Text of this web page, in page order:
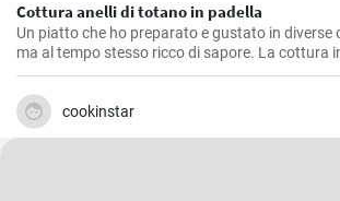
Cottura anelli di totano in padella
Un piatto che ho preparato e gustato in diverse
ma al tempo stesso ricco di sapore. La cottura
totani morbidi e saporiti. Ho scoperto che il
perfetta è far rosolare i totani a calore vivace
all'interno, evitando che diventino troppo
cookinstar